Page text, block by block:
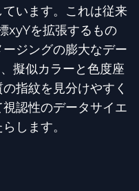
います。これは従来
xyYを拡張するもの
ジングの膨大なデー
擬似カラーと色度座
指紋を見分けやすく
認性のデータサイエ
します。